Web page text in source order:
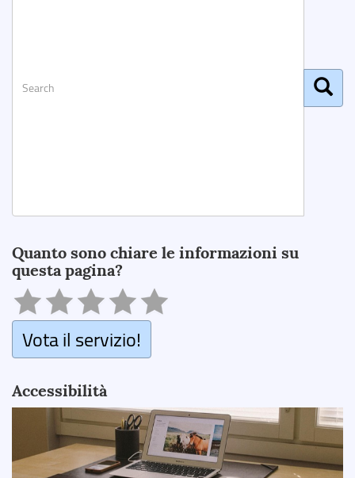
Quanto sono chiare le informazioni su
questa pagina?
Vota il servizio!
Accessibilità